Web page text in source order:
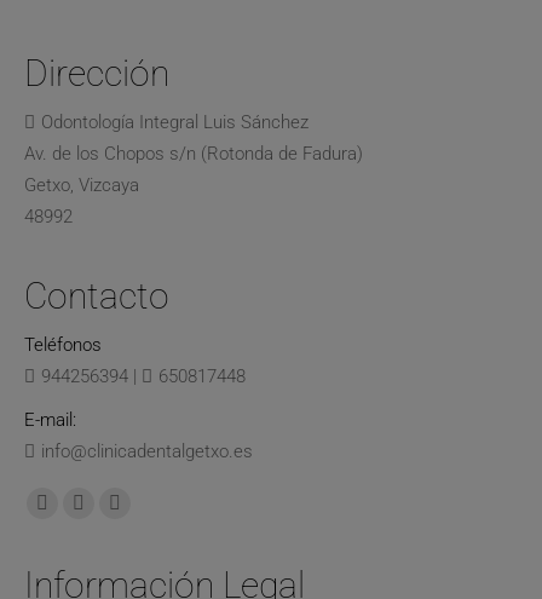
Dirección
Odontología Integral Luis Sánchez
Av. de los Chopos s/n (Rotonda de Fadura)
Getxo, Vizcaya
48992
Contacto
Teléfonos
944256394 |
650817448
E-mail:
info@clinicadentalgetxo.es
Encuéntranos en:
Información Legal